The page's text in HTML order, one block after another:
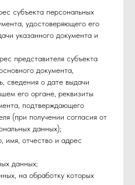
субъекта персональных
удостоверяющего его
указанного документа и
представителя субъекта
документа,
сведения о дате выдачи
его органе, реквизиты
подтверждающего
(при получении согласия от
данных);
имя, отчество и адрес
данных;
на обработку которых